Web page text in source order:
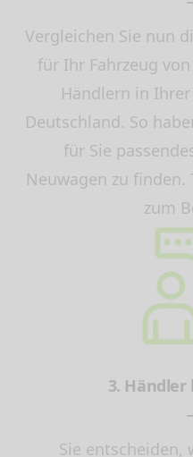
Vergleichen Sie nun
für Ihr Fahrzeug
Händlern in
Deutschland. So
für Sie
Neuwagen zu
zum
3.
Sie entscheiden,